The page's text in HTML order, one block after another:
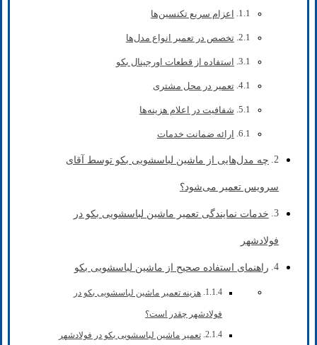
اعزام سریع تکنسین‌ها
تخصص در تعمیر انواع مدل‌ها
استفاده از قطعات اورجینال بکو
تعمیر در محل مشتری
شفافیت در اعلام هزینه‌ها
ارائه ضمانت خدمات
چه مدل‌هایی از ماشین لباسشویی بکو توسط آقای
سرویس تعمیر می‌شود؟
خدمات نمایندگی تعمیر ماشین لباسشویی بکو در
فولادشهر
راهنمای استفاده صحیح از ماشین لباسشویی بکو
هزینه تعمیر ماشین لباسشویی بکو در
فولادشهر چقدر است؟
تعمیر ماشین لباسشویی بکو در فولادشهر